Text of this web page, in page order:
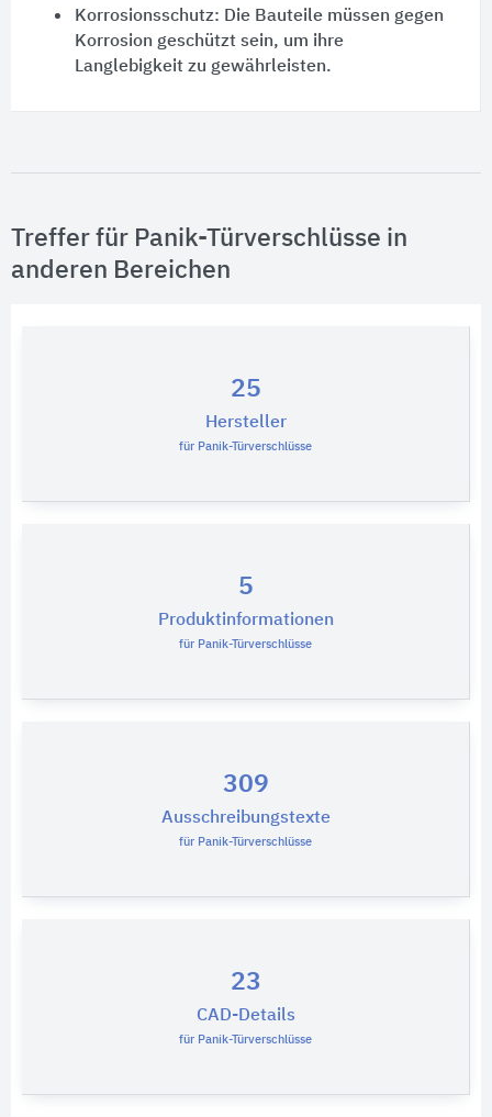
Korrosionsschutz: Die Bauteile müssen gegen
Korrosion geschützt sein, um ihre
Langlebigkeit zu gewährleisten.
Treffer für Panik-Türverschlüsse in
anderen Bereichen
25
Hersteller
für Panik-Türverschlüsse
5
Produktinformationen
für Panik-Türverschlüsse
309
Ausschreibungstexte
für Panik-Türverschlüsse
23
CAD-Details
für Panik-Türverschlüsse